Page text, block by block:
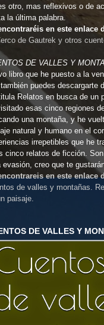
otro, mas reflexivos o de
la última palabra.
en este enlace
de Gautrek y otros
DE VALLES Y
libro que he puesto a la
puedes descargarte
Relatos en busca de un
esas cinco regiones
una montaña, y he
natural y humano en el
irrepetibles que he
cinco relatos de ficción.
evasión, creo que te
en este enlace
de valles y montañas.
paisaje.
DE VALLES Y